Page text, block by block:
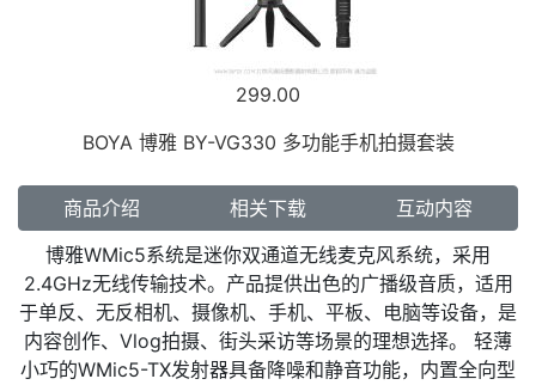
299.00
BOYA 博雅 BY-VG330 多功能手机拍摄套装
商品介绍 相关下载
互动内容
博雅WMic5系统是迷你双通道无线麦克风系统，采用
2.4GHz无线传输技术。产品提供出色的广播级音质，适用
于单反、无反相机、摄像机、手机、平板、电脑等设备，是
内容创作、Vlog拍摄、街头采访等场景的理想选择。 轻薄
小巧的WMic5-TX发射器具备降噪和静音功能，内置全向型